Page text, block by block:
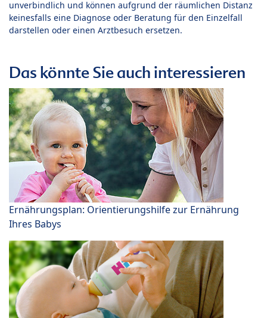
unverbindlich und können aufgrund der räumlichen Distanz
keinesfalls eine Diagnose oder Beratung für den Einzelfall
darstellen oder einen Arztbesuch ersetzen.
Das könnte Sie auch interessieren
Ernährungsplan: Orientierungshilfe zur Ernährung
Ihres Babys